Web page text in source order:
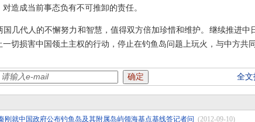
造成当前事态负有不可推卸的责任。
代人的不懈努力和智慧，值得双方倍加珍惜和维护。继续推进中
切损害中国领土主权的行动，停止在钓鱼岛问题上玩火，与中方共
全文
刚就中国政府公布钓鱼岛及其附属岛屿领海基点基线答记者问 (2012-09-10)